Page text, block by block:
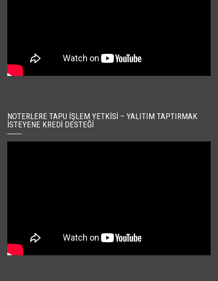
NOTERLERE TAPU İŞLEM YETKISI – YALITIM TAPTIRMAK
İSTEYENE KREDI DESTEĞI